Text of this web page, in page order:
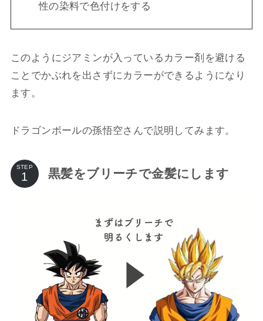
性の染料で色付けをする
このようにジアミンが入っているカラー剤を避ける
ことでかぶれを出さずにカラーができるようになり
ます。
ドラゴンボールの孫悟空さんで説明してみます。
STEP 黒髪をブリーチで金髪にします